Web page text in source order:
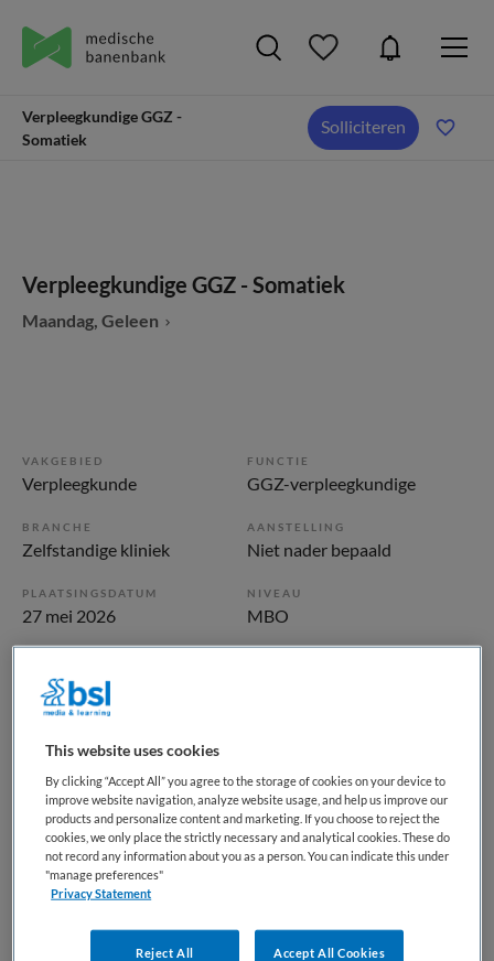
Verpleegkundige GGZ -
Somatiek
Solliciteren
Verpleegkundige GGZ - Somatiek
Maandag, Geleen
VAKGEBIED
Verpleegkunde
FUNCTIE
GGZ-verpleegkundige
BRANCHE
Zelfstandige kliniek
AANSTELLING
Niet nader bepaald
PLAATSINGSDATUM
27 mei 2026
NIVEAU
MBO
Ervaren
Vacature niet beschikbaar
Deze vacature Verpleegkundige GGZ - Somatiek bij
Maandag is niet meer actueel. Hieronder staan enkele
vergelijkbare vacatures die voor u wellicht interessant zijn.
This website uses cookies
By clicking “Accept All” you agree to the storage of cookies on your device to
improve website navigation, analyze website usage, and help us improve our
products and personalize content and marketing. If you choose to reject the
cookies, we only place the strictly necessary and analytical cookies. These do
not record any information about you as a person. You can indicate this under
"manage preferences"
Privacy Statement
Reject All Accept All Cookies